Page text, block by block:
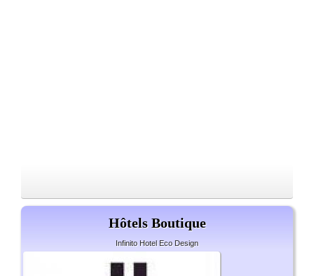
Hôtels Boutique
Infinito Hotel Eco Design